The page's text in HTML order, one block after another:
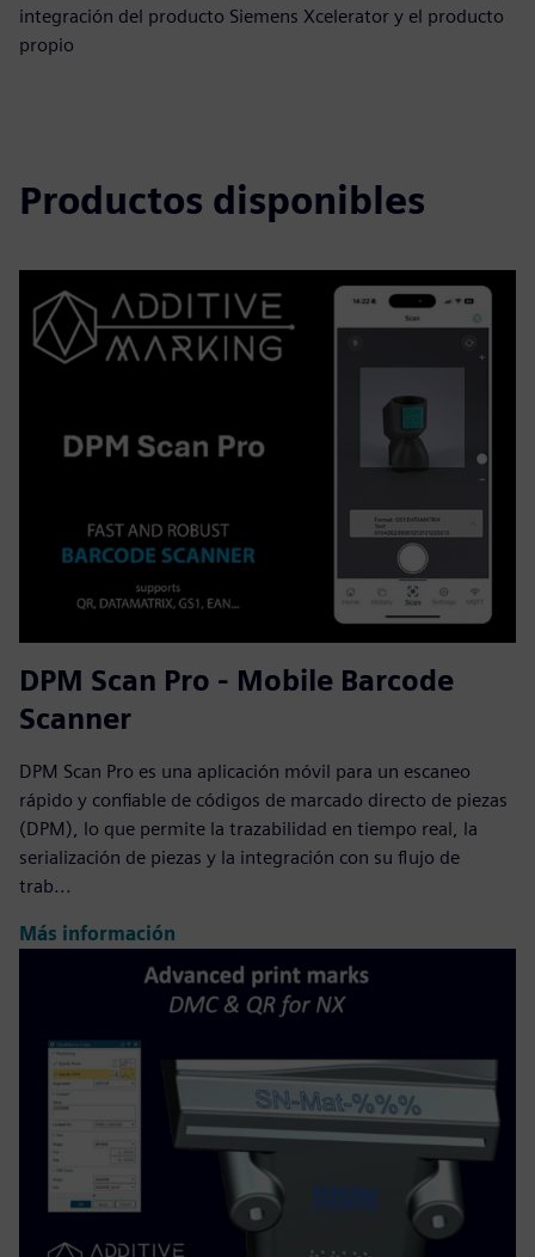
integración del producto Siemens Xcelerator y el producto
propio
Productos disponibles
DPM Scan Pro - Mobile Barcode
Scanner
DPM Scan Pro es una aplicación móvil para un escaneo
rápido y confiable de códigos de marcado directo de piezas
(DPM), lo que permite la trazabilidad en tiempo real, la
serialización de piezas y la integración con su flujo de
trab...
Más información